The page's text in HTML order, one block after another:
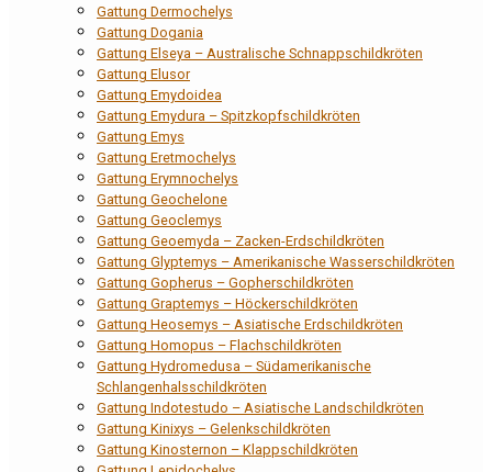
Gattung Dermochelys
Gattung Dogania
Gattung Elseya – Australische Schnappschildkröten
Gattung Elusor
Gattung Emydoidea
Gattung Emydura – Spitzkopfschildkröten
Gattung Emys
Gattung Eretmochelys
Gattung Erymnochelys
Gattung Geochelone
Gattung Geoclemys
Gattung Geoemyda – Zacken-Erdschildkröten
Gattung Glyptemys – Amerikanische Wasserschildkröten
Gattung Gopherus – Gopherschildkröten
Gattung Graptemys – Höckerschildkröten
Gattung Heosemys – Asiatische Erdschildkröten
Gattung Homopus – Flachschildkröten
Gattung Hydromedusa – Südamerikanische
Schlangenhalsschildkröten
Gattung Indotestudo – Asiatische Landschildkröten
Gattung Kinixys – Gelenkschildkröten
Gattung Kinosternon – Klappschildkröten